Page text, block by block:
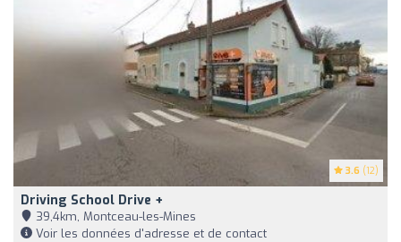
3.6 (12)
Driving School Drive +
39,4km, Montceau-les-Mines
Voir les données d'adresse et de contact